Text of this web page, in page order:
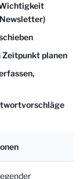
Zeitpunkt planen